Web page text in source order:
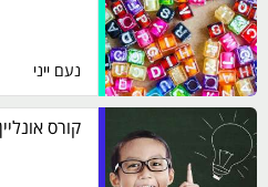
נעם ייני
קורס